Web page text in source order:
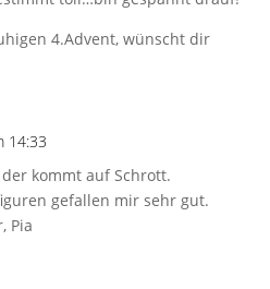
4.Advent, wünscht dir
14:33
kommt auf Schrott.
gefallen mir sehr gut.
Pia